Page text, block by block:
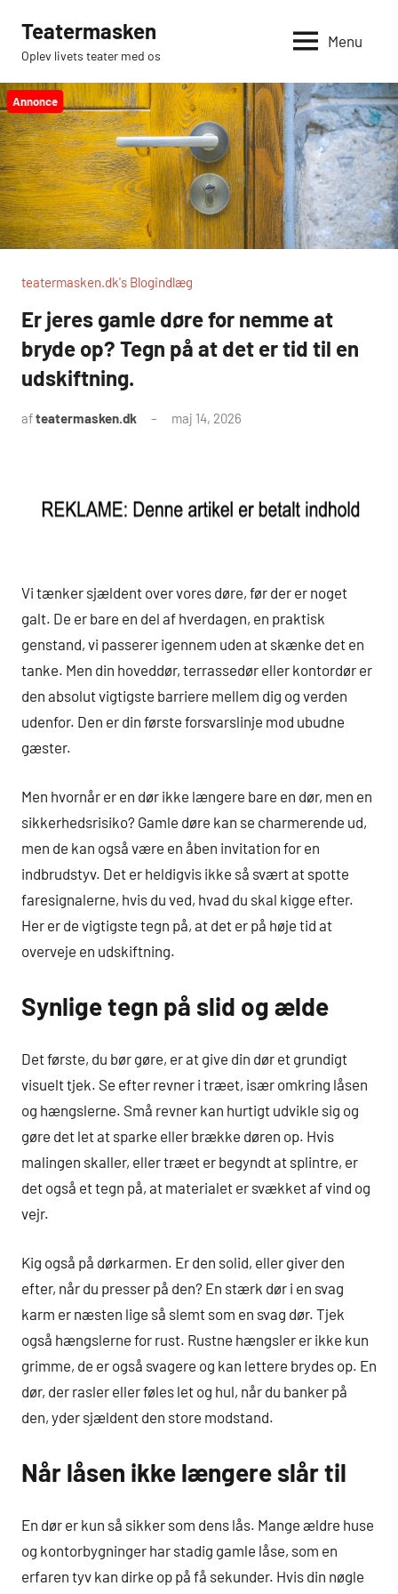
indhold
Teatermasken
Oplev livets teater med os
Menu
Annonce
teatermasken.dk's Blogindlæg
Er jeres gamle døre for nemme at
bryde op? Tegn på at det er tid til en
udskiftning.
afteatermasken.dk maj 14, 2026
Vi tænker sjældent over vores døre, før der er noget
galt. De er bare en del af hverdagen, en praktisk
genstand, vi passerer igennem uden at skænke det en
tanke. Men din hoveddør, terrassedør eller kontordør er
den absolut vigtigste barriere mellem dig og verden
udenfor. Den er din første forsvarslinje mod ubudne
gæster.
Men hvornår er en dør ikke længere bare en dør, men en
sikkerhedsrisiko? Gamle døre kan se charmerende ud,
men de kan også være en åben invitation for en
indbrudstyv. Det er heldigvis ikke så svært at spotte
faresignalerne, hvis du ved, hvad du skal kigge efter.
Her er de vigtigste tegn på, at det er på høje tid at
overveje en udskiftning.
Synlige tegn på slid og ælde
Det første, du bør gøre, er at give din dør et grundigt
visuelt tjek. Se efter revner i træet, især omkring låsen
og hængslerne. Små revner kan hurtigt udvikle sig og
gøre det let at sparke eller brække døren op. Hvis
malingen skaller, eller træet er begyndt at splintre, er
det også et tegn på, at materialet er svækket af vind og
vejr.
Kig også på dørkarmen. Er den solid, eller giver den
efter, når du presser på den? En stærk dør i en svag
karm er næsten lige så slemt som en svag dør. Tjek
også hængslerne for rust. Rustne hængsler er ikke kun
grimme, de er også svagere og kan lettere brydes op. En
dør, der rasler eller føles let og hul, når du banker på
den, yder sjældent den store modstand.
Når låsen ikke længere slår til
En dør er kun så sikker som dens lås. Mange ældre huse
og kontorbygninger har stadig gamle låse, som en
erfaren tyv kan dirke op på få sekunder. Hvis din nøgle